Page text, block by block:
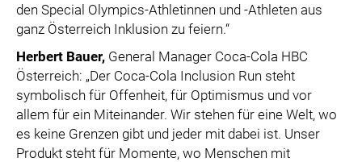
den Special Olympics-Athletinnen und -Athleten aus
ganz Österreich Inklusion zu feiern.“
Herbert Bauer, General Manager Coca-Cola HBC
Österreich: „Der Coca-Cola Inclusion Run steht
symbolisch für Offenheit, für Optimismus und vor
allem für ein Miteinander. Wir stehen für eine Welt, wo
es keine Grenzen gibt und jeder mit dabei ist. Unser
Produkt steht für Momente, wo Menschen mit